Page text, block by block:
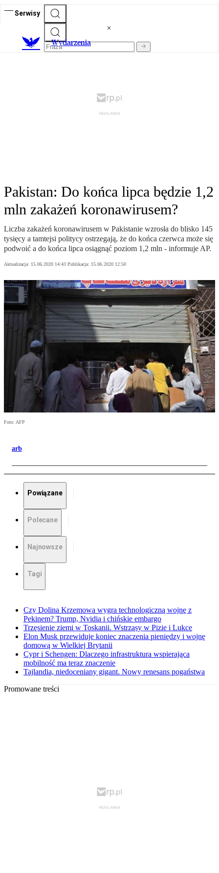
Serwisy
Wydarzenia
Pakistan: Do końca lipca będzie 1,2
mln zakażeń koronawirusem?
Liczba zakażeń koronawirusem w Pakistanie wzrosła do blisko 145
tysięcy a tamtejsi politycy ostrzegają, że do końca czerwca może się
podwoić a do końca lipca osiągnąć poziom 1,2 mln - informuje AP.
Aktualizacja: 15.06.2020 14:43 Publikacja: 15.06.2020 12:50
Foto: AFP
arb
Powiązane
Polecane
Najnowsze
Tagi
Czy Dolina Krzemowa wygra technologiczną wojnę z
Pekinem? Trump, Nvidia i chińskie embargo
Trzęsienie ziemi w Toskanii. Wstrząsy w Pizie i Lukce
Elon Musk przewiduje koniec znaczenia pieniędzy i wojnę
domową w Wielkiej Brytanii
Cypr i Schengen: Dlaczego infrastruktura wspierająca
mobilność ma teraz znaczenie
Tajlandia, niedoceniany gigant. Nowy renesans pogaństwa
Promowane treści